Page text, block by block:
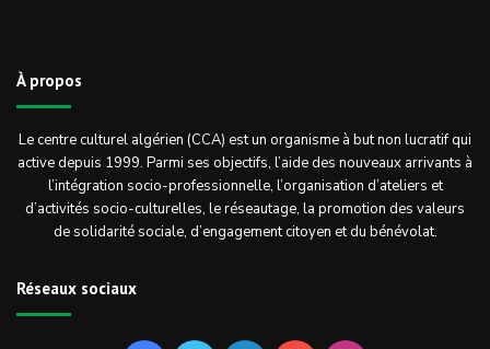
À propos
Le centre culturel algérien (CCA) est un organisme à but non lucratif qui
active depuis 1999. Parmi ses objectifs, l’aide des nouveaux arrivants à
l’intégration socio-professionnelle, l’organisation d’ateliers et
d’activités socio-culturelles, le réseautage, la promotion des valeurs
de solidarité sociale, d’engagement citoyen et du bénévolat.
Réseaux sociaux